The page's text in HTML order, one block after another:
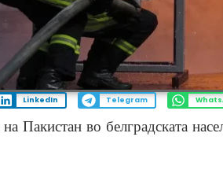
LinkedIn Telegram
Пакистан во белградската